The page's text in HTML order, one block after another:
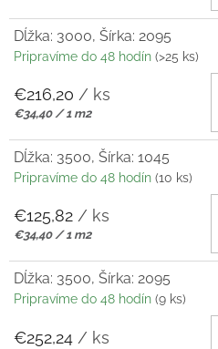
Dĺžka: 3000, Šírka: 2095
Pripravíme do 48 hodín (>25 ks)
€216,20 / ks
Jednotková
€34,40 / 1 m2
Dĺžka: 3500, Šírka: 1045
Pripravíme do 48 hodín (10 ks)
€125,82 / ks
Jednotková
€34,40 / 1 m2
Dĺžka: 3500, Šírka: 2095
Pripravíme do 48 hodín (9 ks)
€252,24 / ks